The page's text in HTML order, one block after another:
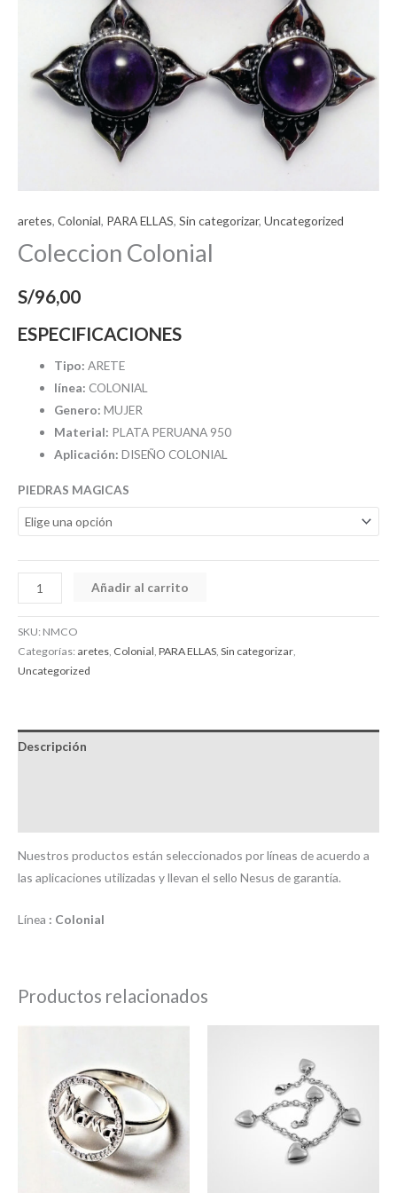
aretes, Colonial, PARA ELLAS, Sin categorizar, Uncategorized
Coleccion Colonial
S/96,00
ESPECIFICACIONES
Tipo:ARETE
línea: COLONIAL
Genero: MUJER
Material: PLATA PERUANA 950
Aplicación: DISEÑO COLONIAL
PIEDRAS MAGICAS
Añadir al carrito
SKU: NMCO
Categorías: aretes, Colonial, PARA ELLAS, Sin categorizar,
Uncategorized
Descripción
Nuestros productos están seleccionados por líneas de acuerdo a
las aplicaciones utilizadas y llevan el sello Nesus de garantía.
Línea : Colonial
Productos relacionados